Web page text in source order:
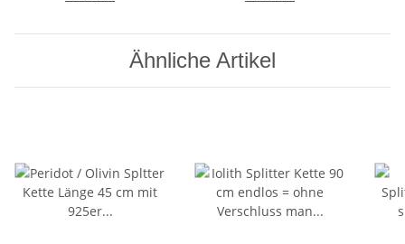
Ähnliche Artikel